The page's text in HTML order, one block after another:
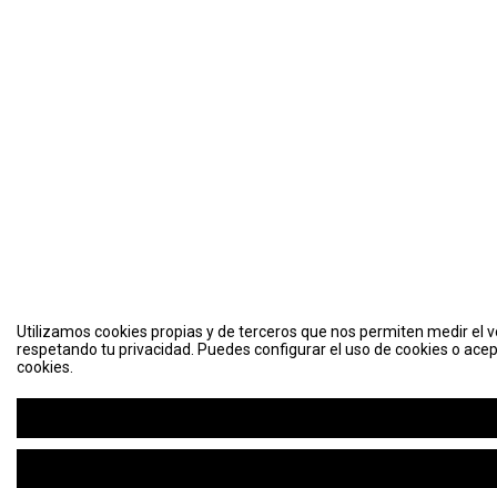
Utilizamos cookies propias y de terceros que nos permiten medir el
respetando tu privacidad. Puedes configurar el uso de cookies o
cookies.